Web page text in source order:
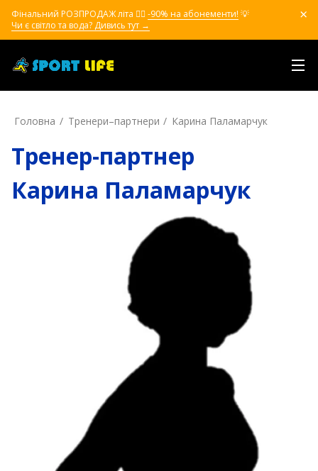
Фінальний РОЗПРОДАЖ літа ❤️‍🔥 -90% на абонементи! 💡
Чи є світло та вода? Дивись тут →
Головна Тренери–партнери Карина Паламарчук
Тренер-партнер
Карина Паламарчук